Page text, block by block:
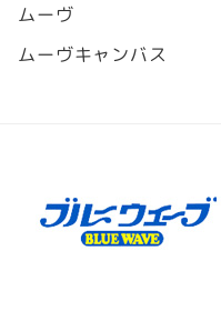
ムーヴ
ムーヴキャンバス